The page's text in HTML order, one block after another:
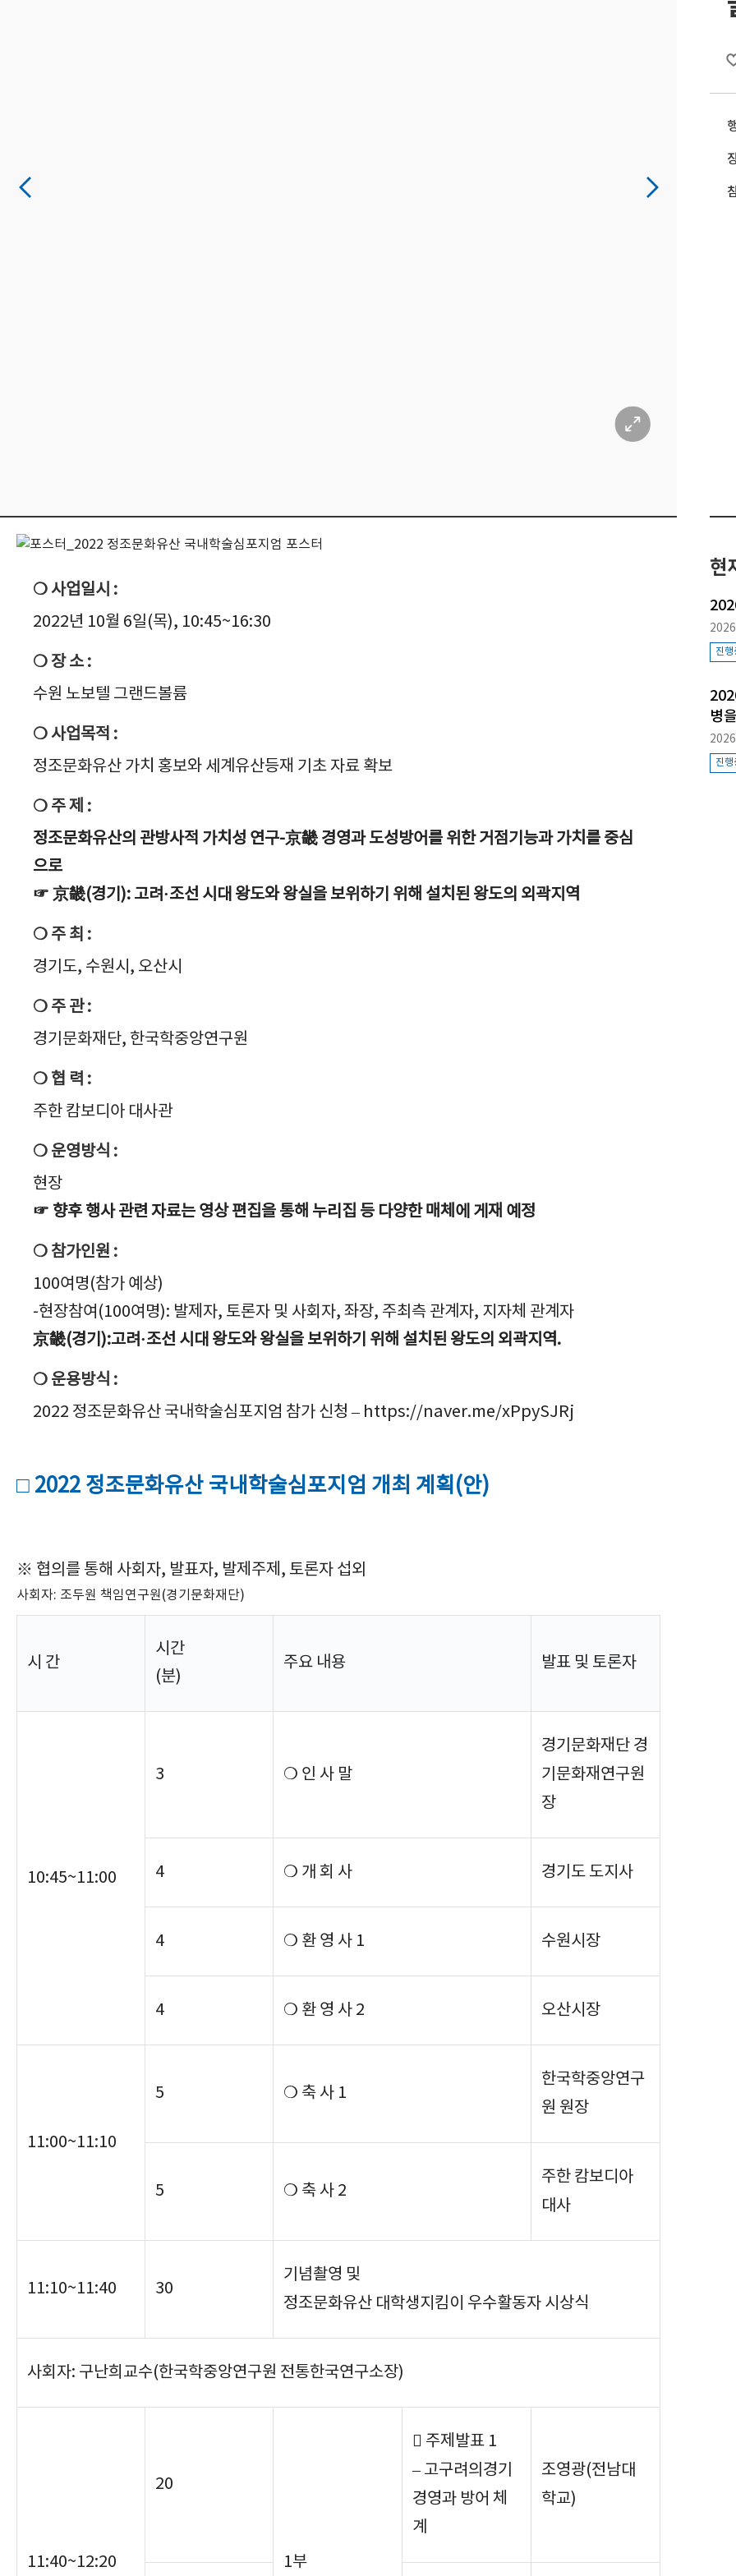
❍ 사업일시 :
2022년 10월 6일(목), 10:45~16:30
❍ 장 소 :
수원 노보텔 그랜드볼륨
❍ 사업목적 :
정조문화유산 가치 홍보와 세계유산등재 기초 자료 확보
❍ 주 제 :
정조문화유산의 관방사적 가치성 연구-京畿 경영과 도성방어를 위한 거점기능과 가치를 중심
으로
☞ 京畿(경기): 고려·조선 시대 왕도와 왕실을 보위하기 위해 설치된 왕도의 외곽지역
❍ 주 최 :
경기도, 수원시, 오산시
❍ 주 관 :
경기문화재단, 한국학중앙연구원
❍ 협 력 :
주한 캄보디아 대사관
❍ 운영방식 :
현장
☞ 향후 행사 관련 자료는 영상 편집을 통해 누리집 등 다양한 매체에 게재 예정
❍ 참가인원 :
100여명(참가 예상)
-현장참여(100여명): 발제자, 토론자 및 사회자, 좌장, 주최측 관계자, 지자체 관계자
京畿(경기):고려·조선 시대 왕도와 왕실을 보위하기 위해 설치된 왕도의 외곽지역.
❍ 운용방식 :
2022 정조문화유산 국내학술심포지엄 참가 신청 – https://naver.me/xPpySJRj
□ 2022 정조문화유산 국내학술심포지엄 개최 계획(안)
※ 협의를 통해 사회자, 발표자, 발제주제, 토론자 섭외
사회자: 조두원 책임연구원(경기문화재단)
시 간
시간
(분)
주요 내용 발표 및 토론자
10:45~11:00
3 ❍ 인 사 말
경기문화재단 경
기문화재연구원
장
4 ❍ 개 회 사 경기도 도지사
4 ❍ 환 영 사 1 수원시장
4 ❍ 환 영 사 2 오산시장
11:00~11:10
5 ❍ 축 사 1
한국학중앙연구
원 원장
5 ❍ 축 사 2
주한 캄보디아
대사
11:10~11:40 30
기념촬영 및
정조문화유산 대학생지킴이 우수활동자 시상식
사회자: 구난희교수(한국학중앙연구원 전통한국연구소장)
11:40~12:20
20
1부
 주제발표 1
– 고구려의경기
경영과 방어 체
계
조영광(전남대
학교)
현
진행
병
진행